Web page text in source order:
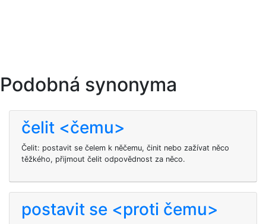
Podobná synonyma
čelit <čemu>
Čelit: postavit se čelem k něčemu, činit nebo zažívat něco
těžkého, přijmout čelit odpovědnost za něco.
postavit se <proti čemu>